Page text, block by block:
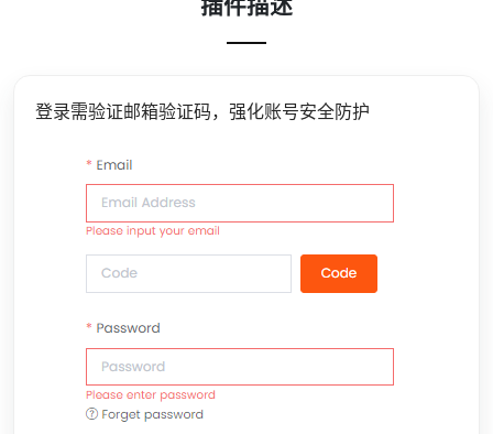
插件描述
登录需验证邮箱验证码，强化账号安全防护